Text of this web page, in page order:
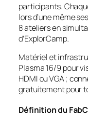
participants.
lors d’une même
8 ateliers en
d’ExplorCamp.
Matériel et
Plasma 16/9 pour
HDMI ou VGA ;
gratuitement pour
Définition du